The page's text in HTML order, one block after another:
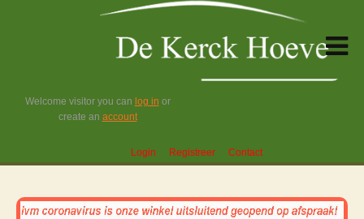
Welcome visitor you can log in or
create an account
Login Registreer Contact